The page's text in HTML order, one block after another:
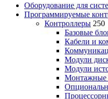
Оборудование для
Программируемые
Контроллеры 250
Базовые
Кабели и
Модули
Модули
Монтажные